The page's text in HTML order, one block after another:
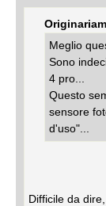
Meglio
Sono
4 pro...
Questo
sensore
d'uso"...
Difficile da